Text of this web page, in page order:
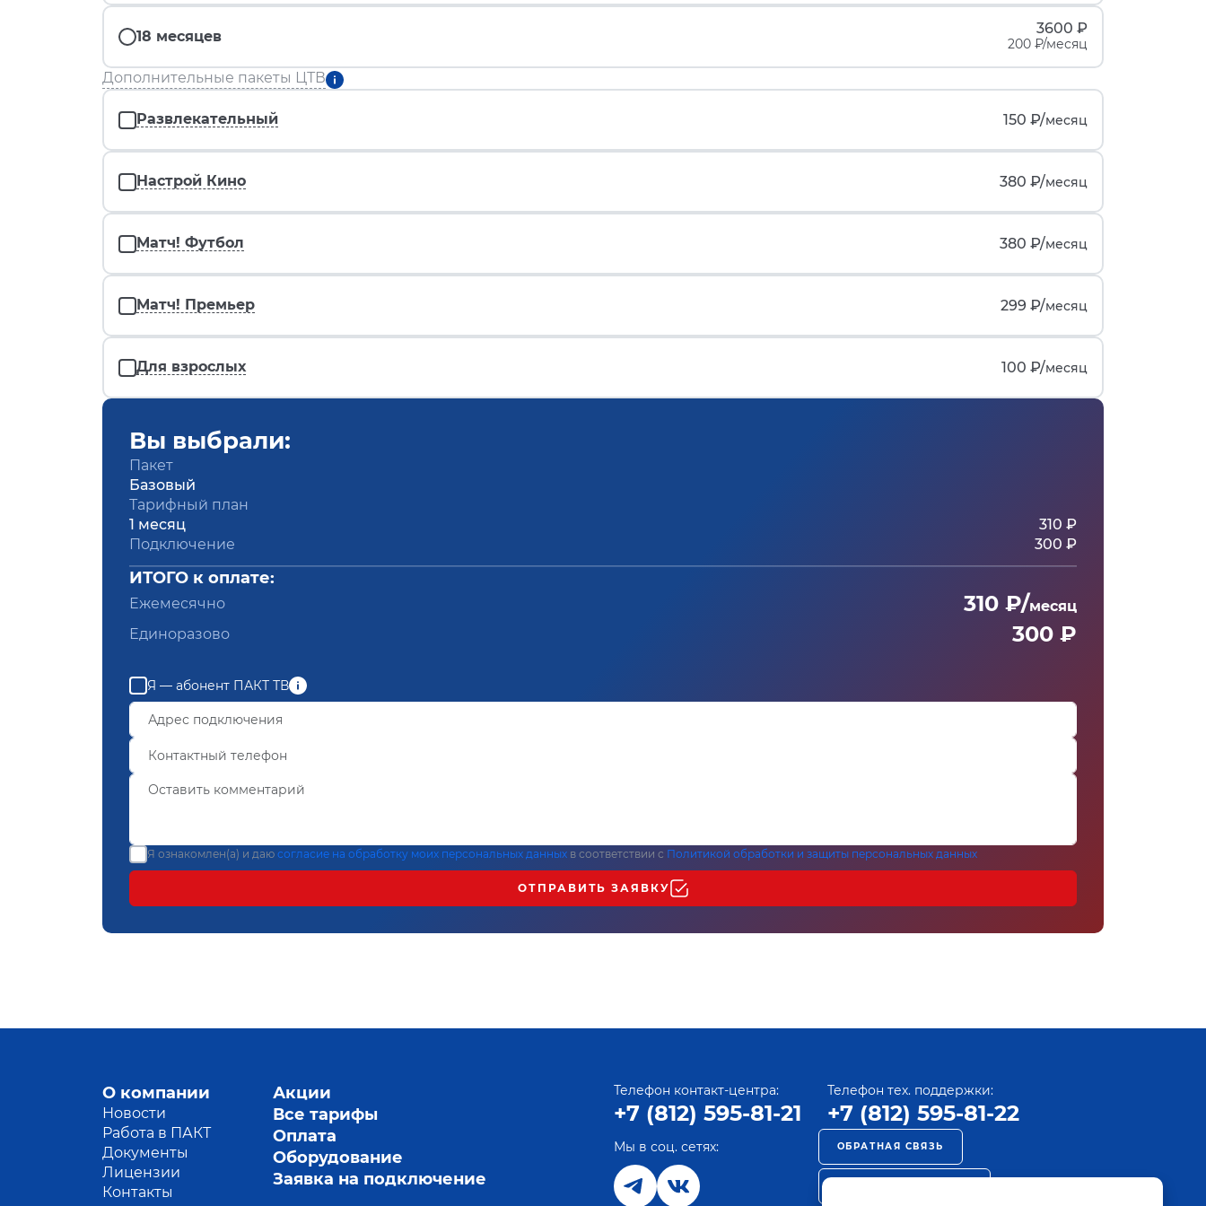
18 месяцев 3600 ₽
200 ₽/месяц
Дополнительные пакеты ЦТВ
Развлекательный 150 ₽/месяц
Настрой Кино 380 ₽/месяц
Матч! Футбол 380 ₽/месяц
Матч! Премьер 299 ₽/месяц
Для взрослых 100 ₽/месяц
Вы выбрали:
Пакет
Базовый
Тарифный план
1 месяц
310 ₽
Подключение
300 ₽
ИТОГО к оплате:
Ежемесячно 310 ₽/месяц
Единоразово
300 ₽
Я — абонент ПАКТ ТВ
Я ознакомлен(а) и даю согласие на обработку моих персональных данных в соответствии с Политикой обработки и защиты персональных данных
ОТПРАВИТЬ ЗАЯВКУ
О компании
Новости
Работа в ПАКТ
Документы
Лицензии
Контакты
Акции
Все тарифы
Оплата
Оборудование
Заявка на подключение
Телефон контакт-центра:
+7 (812) 595-81-21
Телефон тех. поддержки:
+7 (812) 595-81-22
Мы в соц. сетях: ОБРАТНАЯ СВЯЗЬ